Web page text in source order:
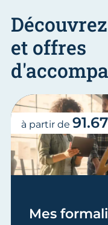
et offres
Mes
à partir de